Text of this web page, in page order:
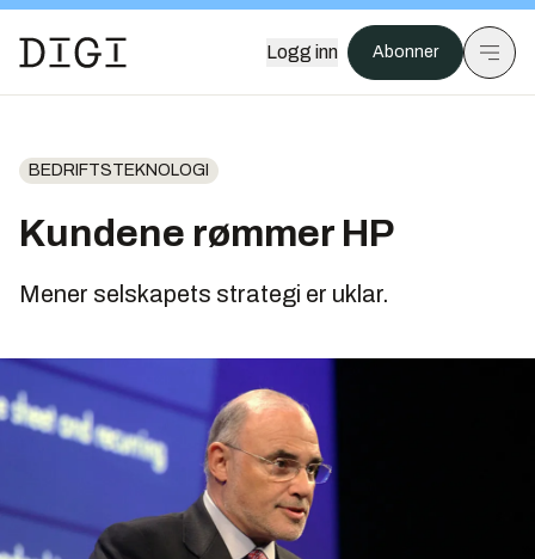
Logg inn Abonner
BEDRIFTSTEKNOLOGI
Kundene rømmer HP
Mener selskapets strategi er uklar.